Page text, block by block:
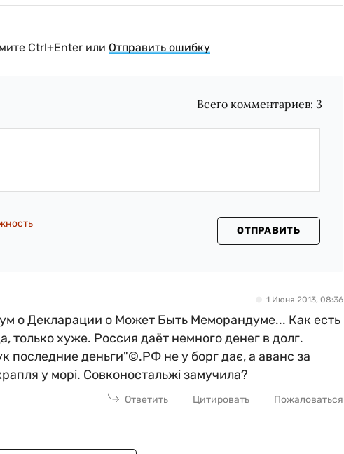
Ctrl+Enter или Отправить ошибку
Всего комментариев:3
ОТПРАВИТЬ
1 Июня 2013, 08:36
о Декларации о Может Быть Меморандуме... Как есть
только хуже. Россия даёт немного денег в долг.
последние деньги"©.РФ не у борг дає, а аванс за
у морі. Совконостальжі замучила?
Ответить Цитировать Пожаловаться